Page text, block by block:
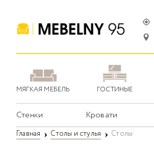
МЯГКАЯ МЕБЕЛЬ ГОСТИНЫЕ
Стенки Кровати
Главная Столы и стулья Столы